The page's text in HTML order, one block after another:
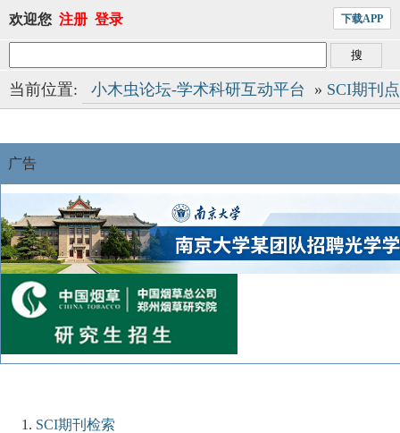
欢迎您 注册 登录 下载APP
当前位置: 小木虫论坛-学术科研互动平台 » SCI期刊
广告
SCI期刊检索